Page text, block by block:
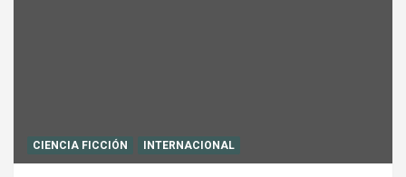
CIENCIA FICCIÓN INTERNACIONAL